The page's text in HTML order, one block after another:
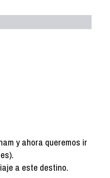
y ahora queremos ir
a este destino.